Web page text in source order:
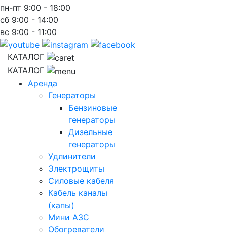
пн-пт 9:00 - 18:00
сб 9:00 - 14:00
вс 9:00 - 11:00
КАТАЛОГ
КАТАЛОГ
Аренда
Генераторы
Бензиновые
генераторы
Дизельные
генераторы
Удлинители
Электрощиты
Силовые кабеля
Кабель каналы
(капы)
Мини АЗС
Обогреватели